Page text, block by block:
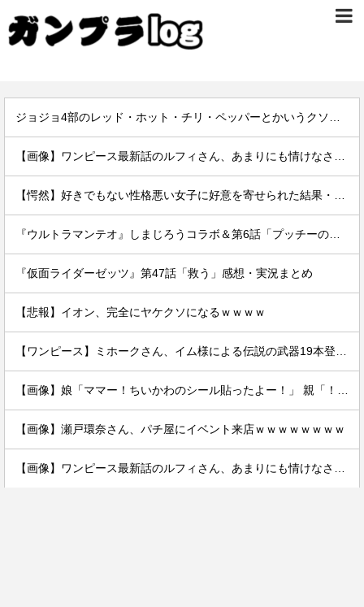
『仮面ライダーゼッツ』第47話「救う」感想・実況まとめ
【悲報】イオン、完全にヤケクソになるｗｗｗｗ
【画像】瀬戸環奈さん、パチ屋にイベント来店ｗｗｗｗｗｗｗｗ